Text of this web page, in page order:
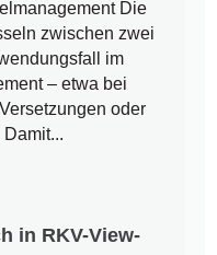
Die
zwischen zwei
im
– etwa bei
oder
in RKV-View-